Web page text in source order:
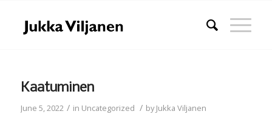
Kaatuminen
June 5, 2022 / in Uncategorized / byJukka Viljanen